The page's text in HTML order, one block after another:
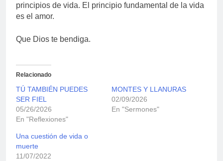
principios de vida. El principio fundamental de la vida
es el amor.
Que Dios te bendiga.
Relacionado
TÚ TAMBIÉN PUEDES
SER FIEL
05/26/2026
En "Reflexiones"
MONTES Y LLANURAS
02/09/2026
En "Sermones"
Una cuestión de vida o
muerte
11/07/2022